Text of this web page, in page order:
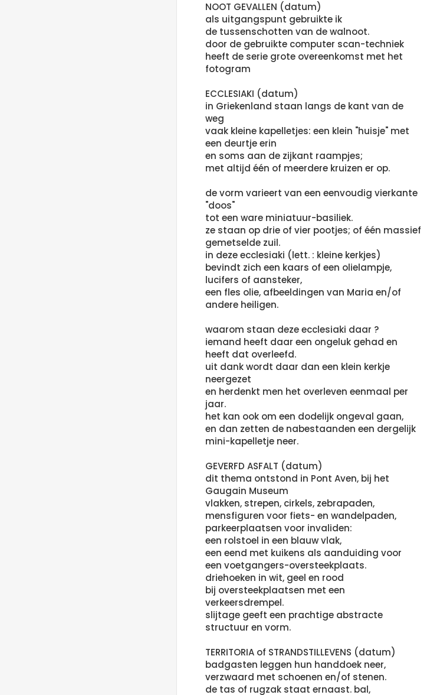
NOOT GEVALLEN (datum)
als uitgangspunt gebruikte ik
de tussenschotten van de walnoot.
door de gebruikte computer scan-techniek
heeft de serie grote overeenkomst met het
fotogram
ECCLESIAKI (datum)
in Griekenland staan langs de kant van de
weg
vaak kleine kapelletjes: een klein "huisje" met
een deurtje erin
en soms aan de zijkant raampjes;
met altijd één of meerdere kruizen er op.
de vorm varieert van een eenvoudig vierkante
"doos"
tot een ware miniatuur-basiliek.
ze staan op drie of vier pootjes; of één massief
gemetselde zuil.
in deze ecclesiaki (lett. : kleine kerkjes)
bevindt zich een kaars of een olielampje,
lucifers of aansteker,
een fles olie, afbeeldingen van Maria en/of
andere heiligen.
waarom staan deze ecclesiaki daar ?
iemand heeft daar een ongeluk gehad en
heeft dat overleefd.
uit dank wordt daar dan een klein kerkje
neergezet
en herdenkt men het overleven eenmaal per
jaar.
het kan ook om een dodelijk ongeval gaan,
en dan zetten de nabestaanden een dergelijk
mini-kapelletje neer.
GEVERFD ASFALT (datum)
dit thema ontstond in Pont Aven, bij het
Gaugain Museum
vlakken, strepen, cirkels, zebrapaden,
mensfiguren voor fiets- en wandelpaden,
parkeerplaatsen voor invaliden:
een rolstoel in een blauw vlak,
een eend met kuikens als aanduiding voor
een voetgangers-oversteekplaats.
driehoeken in wit, geel en rood
bij oversteekplaatsen met een
verkeersdrempel.
slijtage geeft een prachtige abstracte
structuur en vorm.
TERRITORIA of STRANDSTILLEVENS (datum)
badgasten leggen hun handdoek neer,
verzwaard met schoenen en/of stenen.
de tas of rugzak staat ernaast. bal,